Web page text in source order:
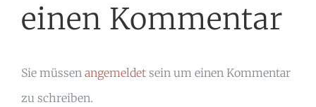
einen Kommentar
Sie müssen angemeldet sein um einen Kommentar
zu schreiben.